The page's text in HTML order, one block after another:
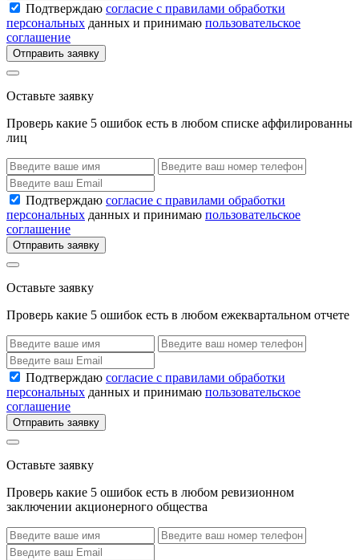
Подтверждаю согласие с правилами обработки
персональных данных и принимаю пользовательское
соглашение
Отправить заявку
Оставьте заявку
Проверь какие 5 ошибок есть в любом списке аффилированны
лиц
Подтверждаю согласие с правилами обработки
персональных данных и принимаю пользовательское
соглашение
Отправить заявку
Оставьте заявку
Проверь какие 5 ошибок есть в любом ежеквартальном отчете
Подтверждаю согласие с правилами обработки
персональных данных и принимаю пользовательское
соглашение
Отправить заявку
Оставьте заявку
Проверь какие 5 ошибок есть в любом ревизионном
заключении акционерного общества